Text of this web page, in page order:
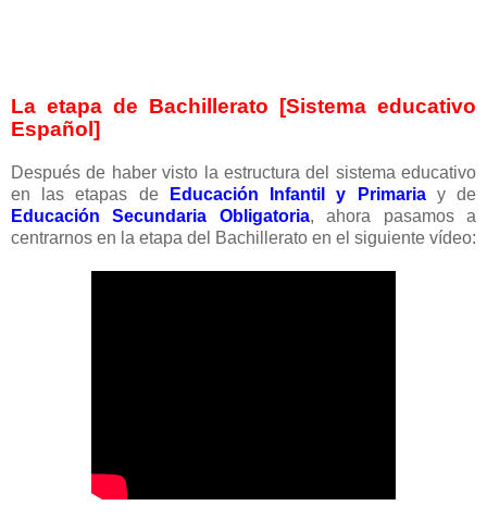
La etapa de Bachillerato [Sistema educativo
Español]
Después de haber visto la estructura del sistema educativo
en las etapas de
Educación Infantil y Primariay de
Educación Secundaria Obligatoria, ahora pasamos a
centrarnos en la etapa del Bachillerato en el siguiente vídeo: